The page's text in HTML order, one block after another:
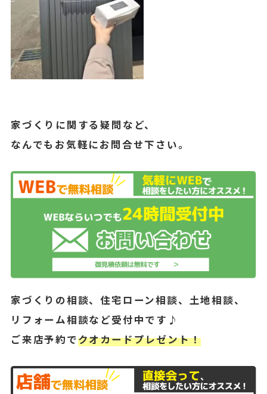
家づくりに関する疑問など、
なんでもお気軽にお問合せ下さい。
家づくりの相談、住宅ローン相談、土地相談、
リフォーム相談など受付中です♪
ご来店予約でクオカードプレゼント！